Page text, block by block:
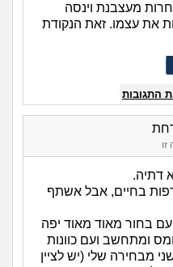
מעצבנת וינסה
את עצמו. זאת הנקודת
התגובות
בחיים, אבל אשתף
עם בחור מאוד מאוד יפה
ומתחשב ועם כוונות
מבחירה שלי (יש לציין